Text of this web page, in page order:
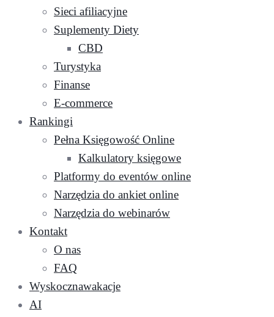
Sieci afiliacyjne
Suplementy Diety
CBD
Turystyka
Finanse
E-commerce
Rankingi
Pełna Księgowość Online
Kalkulatory księgowe
Platformy do eventów online
Narzędzia do ankiet online
Narzędzia do webinarów
Kontakt
O nas
FAQ
Wyskocznawakacje
AI